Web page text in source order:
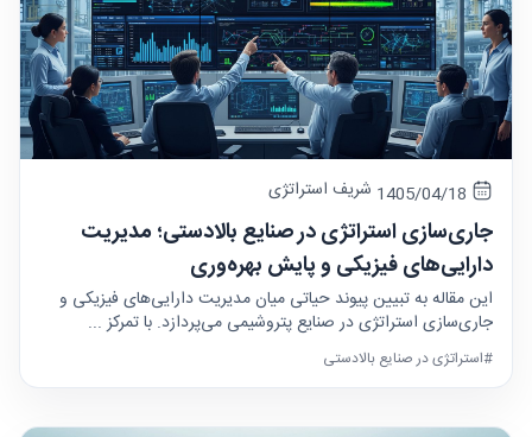
شریف استراتژی
جاری‌سازی استراتژی در صنایع بالادستی؛ مدیریت
دارایی‌های فیزیکی و پایش بهره‌وری
این مقاله به تبیین پیوند حیاتی میان مدیریت دارایی‌های فیزیکی و
جاری‌سازی استراتژی در صنایع پتروشیمی می‌پردازد. با تمرکز ...
#استراتژی در صنایع بالادستی